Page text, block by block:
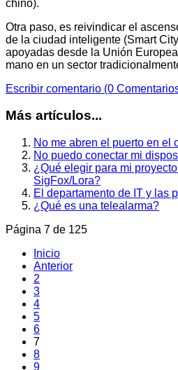
chino).
Otra paso, es reivindicar el
de la ciudad inteligente (Smart
apoyadas desde la Unión
mano en un sector
Escribir comentario (0
Más artículos...
No me abren el puerto en el
No puedo conectar mi
¿Qué elegir para mi
SigFox/Lora?
El departamento de IT y las
¿Qué es una telealarma?
Página 7 de 125
Inicio
Anterior
2
3
4
5
6
7
8
9